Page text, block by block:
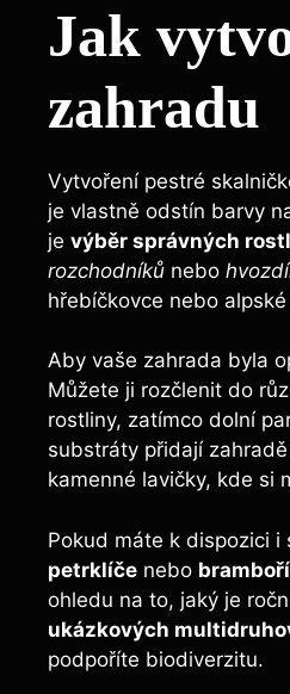
Jak
zahradu
Vytvoření pestré
je vlastně odstín barvy
je výběr správných
rozchodníků nebo
hřebíčkovce nebo
Aby vaše zahrada byla
Můžete ji rozčlenit do
rostliny, zatímco dolní
substráty přidají
kamenné lavičky, kde si
Pokud máte k dispozici
petrklíče nebo
ohledu na to, jaký je
ukázkových
podpoříte biodiverzitu.